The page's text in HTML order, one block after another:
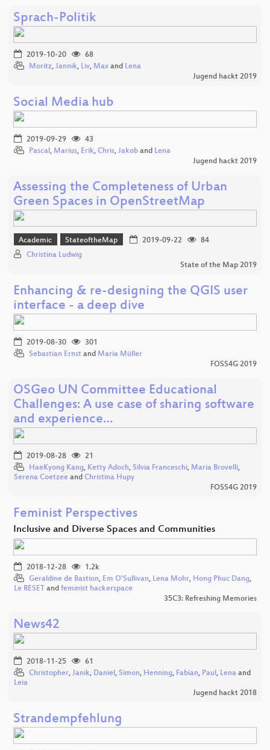
Sprach-Politik
2019-10-20
68
Moritz, Jannik, Liv, Max and Lena
Jugend hackt 2019
Social Media hub
2019-09-29
43
Pascal, Marius, Erik, Chris, Jakob and Lena
Jugend hackt 2019
Assessing the Completeness of Urban
Green Spaces in OpenStreetMap
Academic StateoftheMap 2019-09-22
84
Christina Ludwig
State of the Map 2019
Enhancing & re-designing the QGIS user
interface - a deep dive
2019-08-30
301
Sebastian Ernst and Maria Müller
FOSS4G 2019
OSGeo UN Committee Educational
Challenges: A use case of sharing software
and experience…
2019-08-28
21
HaeKyong Kang, Ketty Adoch, Silvia Franceschi, Maria Brovelli,
Serena Coetzee and Christina Hupy
FOSS4G 2019
Feminist Perspectives
Inclusive and Diverse Spaces and Communities
2018-12-28
1.2k
Geraldine de Bastion, Em O'Sullivan, Lena Mohr, Hong Phuc Dang,
Le RESET and feminist hackerspace
35C3: Refreshing Memories
News42
2018-11-25
61
Christopher, Janik, Daniel, Simon, Henning, Fabian, Paul, Lena and
Leia
Jugend hackt 2018
Strandempfehlung